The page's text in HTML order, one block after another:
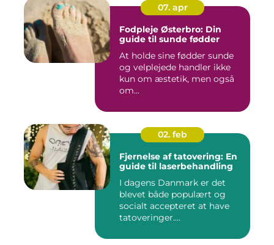
07. apr
Fodpleje Østerbro: Din
guide til sunde fødder
At holde sine fødder sunde
og velplejede handler ikke
kun om æstetik, men også
om...
02. feb
Fjernelse af tatovering: En
guide til laserbehandling
I dagens Danmark er det
blevet både populært og
socialt accepteret at have
tatoveringer....